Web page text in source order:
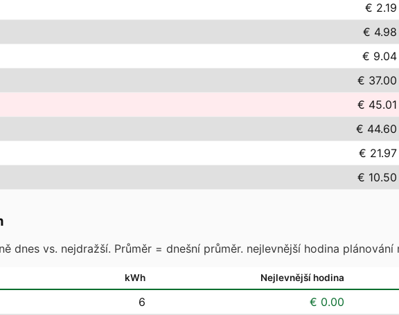
€ 2.19
€ 4.98
€ 9.04
€ 37.00
€ 45.01
€ 44.60
€ 21.97
€ 10.50
dnes vs. nejdražší. Průměr = dnešní průměr. nejlevnější hodina
kWh Nejlevnější hodina
6 € 0.00